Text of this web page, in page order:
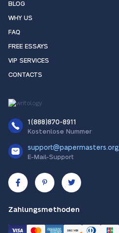
BLOG
WHY US
FAQ
FREE ESSAYS
VIP SERVICES
CONTACTS
1(888)870-8911
Kostenlose Nummer
support@papermasters.org
E-Mail-Support
Zahlungsmethoden